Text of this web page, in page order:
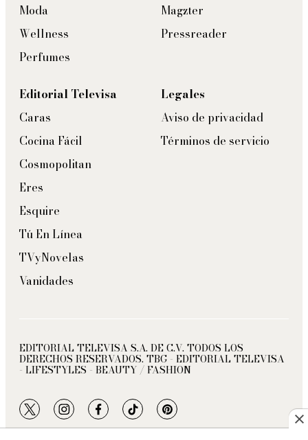
Moda
Wellness
Perfumes
Magzter
Pressreader
Editorial Televisa
Caras
Cocina Fácil
Cosmopolitan
Eres
Esquire
Tú En Línea
TVyNovelas
Vanidades
Legales
Aviso de privacidad
Términos de servicio
EDITORIAL TELEVISA S.A. DE C.V. TODOS LOS
DERECHOS RESERVADOS. TBG - EDITORIAL TELEVISA
- LIFESTYLES - BEAUTY / FASHION
twitterinstagramfacebooktiktokpinterest